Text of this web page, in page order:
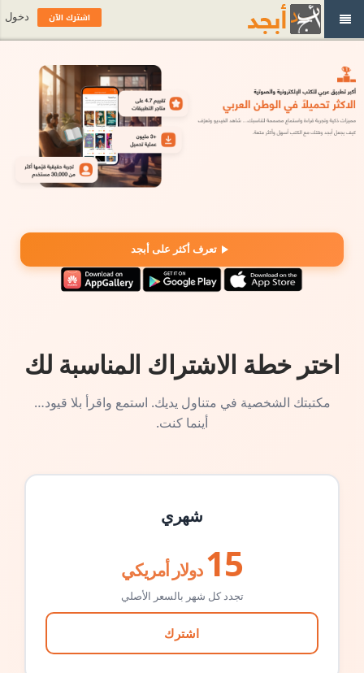
تعرف أكثر على أبجد
اختر خطة الاشتراك المناسبة لك
مكتبتك الشخصية في متناول يديك. استمع واقرأ بلا قيود…
أينما كنت.
شهري
15 دولار أمريكي
تجدد كل شهر بالسعر الأصلي
اشترك
اشترك الآن دخول